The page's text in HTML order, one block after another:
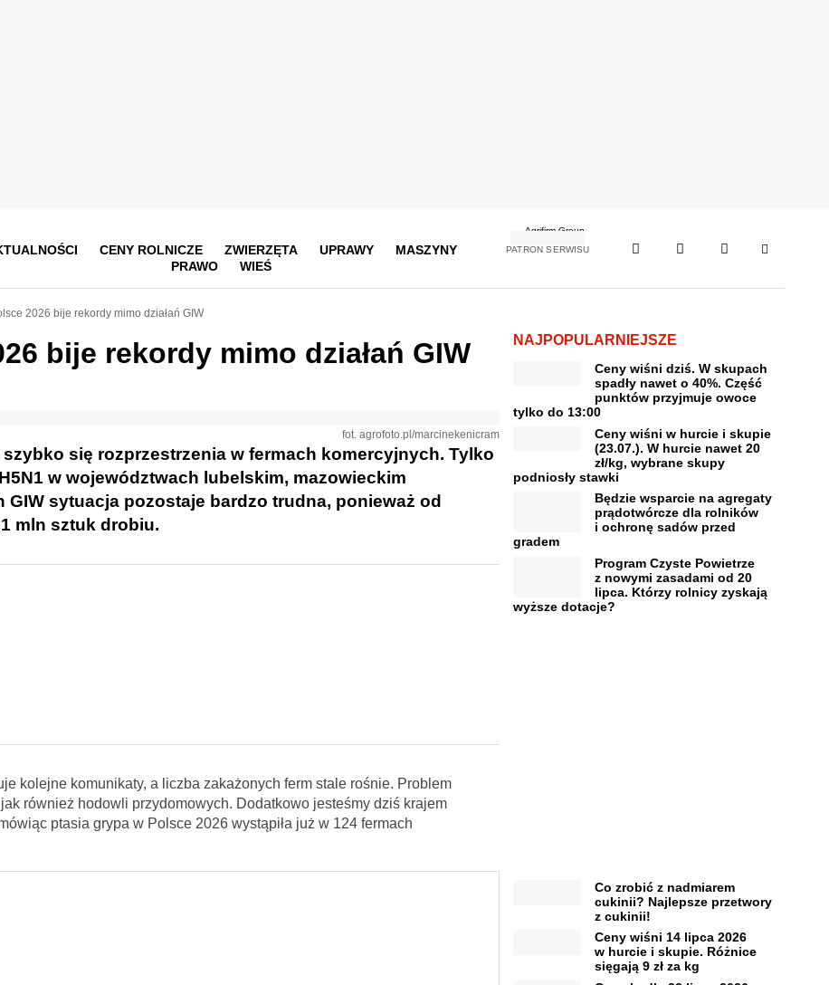
CENY ROLNICZE ZWIERZĘTA UPRAWY
MASZYNY
PRAWO
WIEŚ
PATRON SERWISU
2026 bije rekordy mimo działań GIW
bije rekordy mimo działań GIW
fot. agrofoto.pl/marcinekenicram
się rozprzestrzenia w fermach komercyjnych. Tylko
w województwach lubelskim, mazowieckim
sytuacja pozostaje bardzo trudna, ponieważ od
mln sztuk drobiu.
kolejne komunikaty, a liczba zakażonych ferm stale rośnie. Problem
również hodowli przydomowych. Dodatkowo jesteśmy dziś krajem
ptasia grypa w Polsce 2026 wystąpiła już w 124 fermach
NAJPOPULARNIEJSZE
Ceny wiśni dziś. W skupach
spadły nawet o 40%. Część
punktów przyjmuje owoce
tylko do 13:00
Ceny wiśni w hurcie i skupie
(23.07.). W hurcie nawet 20
zł/kg, wybrane skupy
podniosły stawki
Będzie wsparcie na agregaty
prądotwórcze dla rolników
i ochronę sadów przed
gradem
Program Czyste Powietrze
z nowymi zasadami od 20
lipca. Którzy rolnicy zyskają
wyższe dotacje?
Co zrobić z nadmiarem
cukinii? Najlepsze przetwory
z cukinii!
Ceny wiśni 14 lipca 2026
w hurcie i skupie. Różnice
sięgają 9 zł za kg